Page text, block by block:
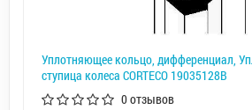
Уплотняющее кольцо, дифференциал,
ступица колеса CORTECO 19035128B
0 отзывов